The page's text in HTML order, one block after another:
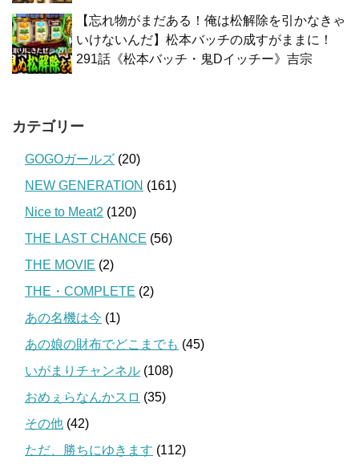
【忘れ物がまだある！俺は松解除を引かなきゃ
いけないんだ】松本バッチの成すがままに！
291話《松本バッチ・鬼Dイッチー》吉宗
カテゴリー
GOGOガールズ (20)
NEW GENERATION (161)
Nice to Meat2 (120)
THE LAST CHANCE (56)
THE MOVIE (2)
THE・COMPLETE (2)
あの名機は今 (1)
あの娘の財布でどこまでも (45)
いがまりチャンネル (108)
おめぇらなんかスロ (35)
その他 (42)
ただ、勝ちにゆきます (112)